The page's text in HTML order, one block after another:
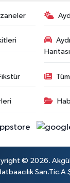
Haritası
© 2026. Akgül